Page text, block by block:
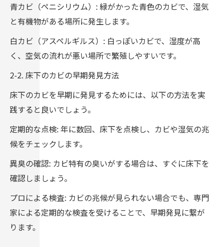
青カビ（ペニシリウム）: 緑がかった青色のカビで、湿気
と有機物がある場所に発生します。
白カビ（アスペルギルス）: 白っぽいカビで、湿度が高
く、空気の流れが悪い場所で繁殖しやすいです。
2-2. 床下のカビの早期発見方法
床下のカビを早期に発見するためには、以下の方法を実
践すると良いでしょう。
定期的な点検: 年に数回、床下を点検し、カビや湿気の兆
候をチェックします。
異臭の確認: カビ特有の臭いがする場合は、すぐに床下を
確認しましょう。
プロによる検査: カビの兆候が見られない場合でも、専門
家による定期的な検査を受けることで、早期発見に繋が
ります。